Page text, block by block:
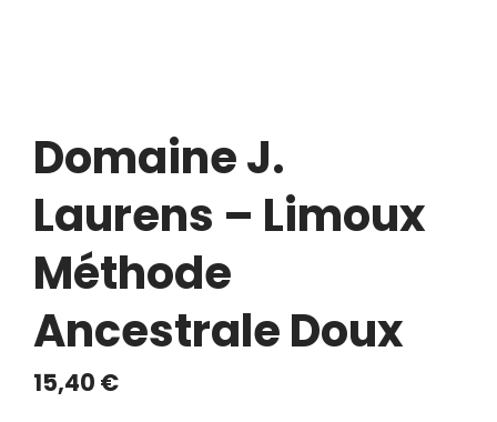
Domaine J.
Laurens – Limoux
Méthode
Ancestrale Doux
15,40 €